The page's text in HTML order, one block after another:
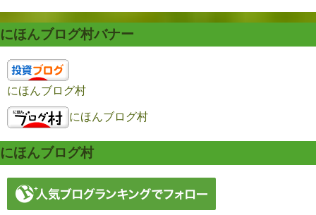
にほんブログ村バナー
にほんブログ村
にほんブログ村
にほんブログ村